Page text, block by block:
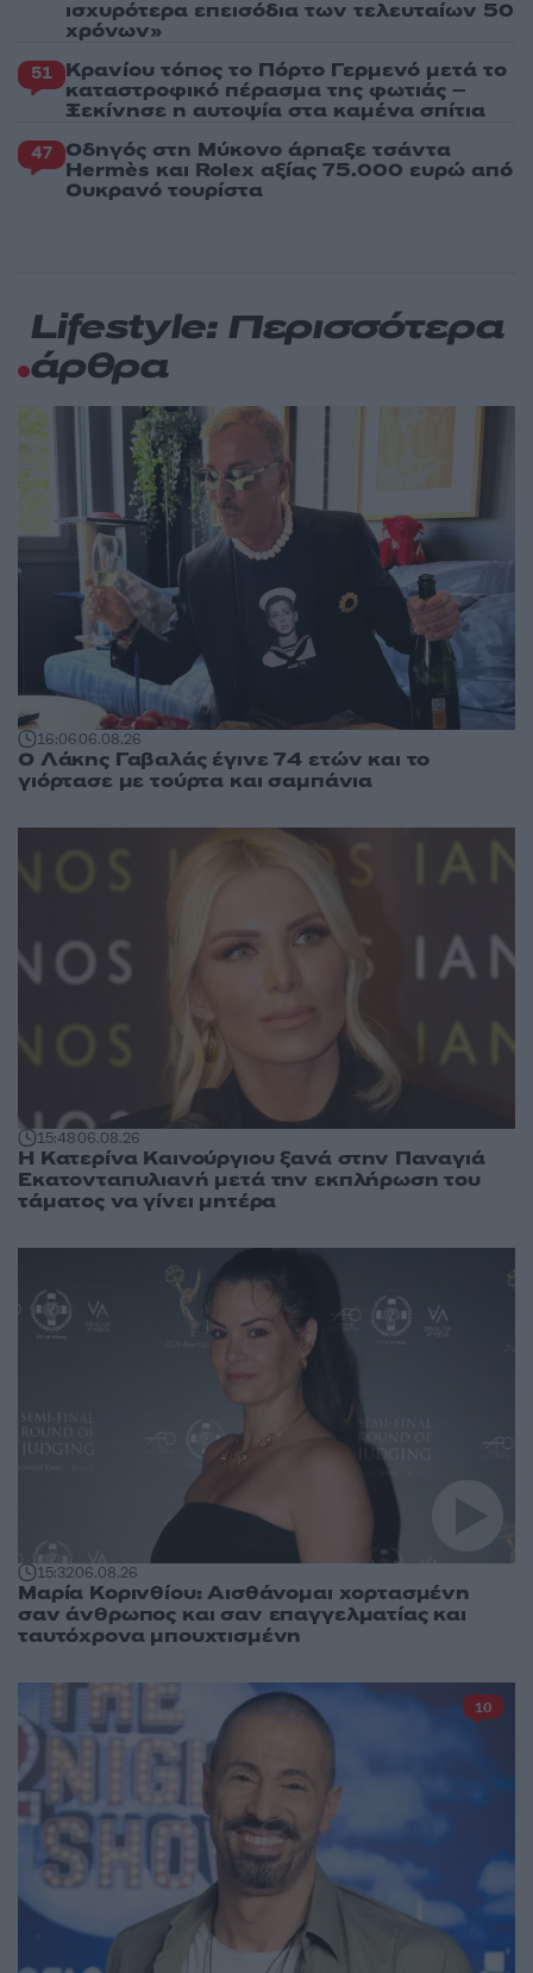
ισχυρότερα επεισόδια των τελευταίων 50
χρόνων»
51 Κρανίου τόπος το Πόρτο Γερμενό μετά το
καταστροφικό πέρασμα της φωτιάς –
Ξεκίνησε η αυτοψία στα καμένα σπίτια
47 Οδηγός στη Μύκονο άρπαξε τσάντα
Hermès και Rolex αξίας 75.000 ευρώ από
Ουκρανό τουρίστα
Lifestyle: Περισσότερα
άρθρα
16:0606.08.26
Ο Λάκης Γαβαλάς έγινε 74 ετών και το
γιόρτασε με τούρτα και σαμπάνια
15:4806.08.26
Η Κατερίνα Καινούργιου ξανά στην Παναγιά
Εκατονταπυλιανή μετά την εκπλήρωση του
τάματος να γίνει μητέρα
15:3206.08.26
Μαρία Κορινθίου: Αισθάνομαι χορτασμένη
σαν άνθρωπος και σαν επαγγελματίας και
ταυτόχρονα μπουχτισμένη
10